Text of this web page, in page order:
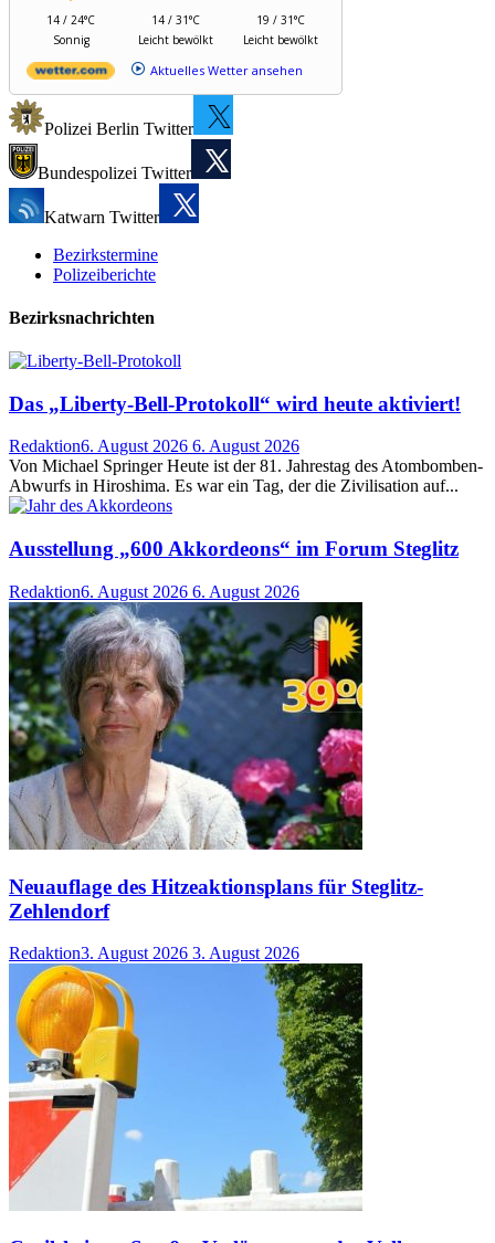
14 / 24°C
Sonnig
14 / 31°C
Leicht bewölkt
19 / 31°C
Leicht bewölkt
Aktuelles Wetter ansehen
Polizei Berlin Twitter
Bundespolizei Twitter
Katwarn Twitter
Bezirkstermine
Polizeiberichte
Bezirksnachrichten
Das „Liberty-Bell-Protokoll“ wird heute aktiviert!
Redaktion6. August 2026 6. August 2026
Von Michael Springer Heute ist der 81. Jahrestag des Atombomben-
Abwurfs in Hiroshima. Es war ein Tag, der die Zivilisation auf...
Ausstellung „600 Akkordeons“ im Forum Steglitz
Redaktion6. August 2026 6. August 2026
Neuauflage des Hitzeaktionsplans für Steglitz-
Zehlendorf
Redaktion3. August 2026 3. August 2026